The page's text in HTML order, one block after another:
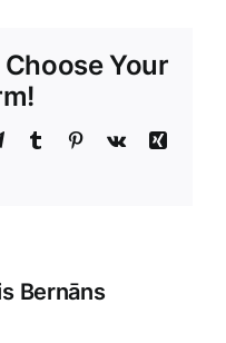
Your
TelegramTumblr Pinterest
Vk
Xing
Bernāns